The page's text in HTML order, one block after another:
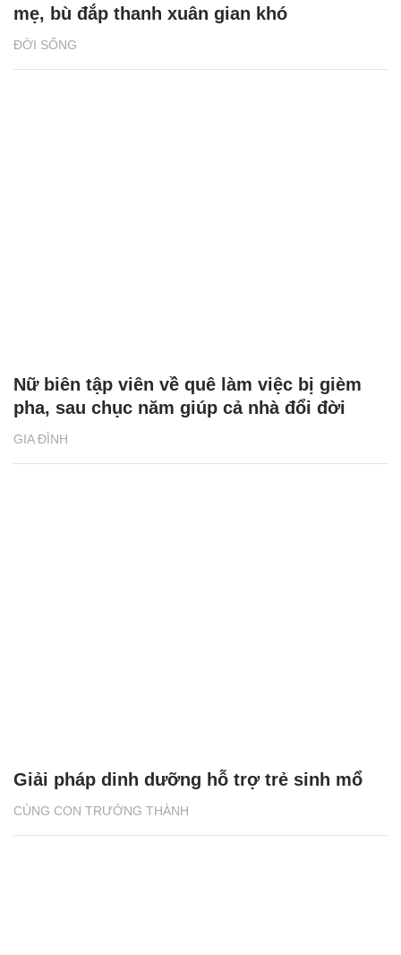
ĐỜI SỐNG
mẹ, bù đắp thanh xuân gian khó
GIA ĐÌNH
Nữ biên tập viên về quê làm việc bị gièm
pha, sau chục năm giúp cả nhà đổi đời
CÙNG CON TRƯỞNG THÀNH
Giải pháp dinh dưỡng hỗ trợ trẻ sinh mổ